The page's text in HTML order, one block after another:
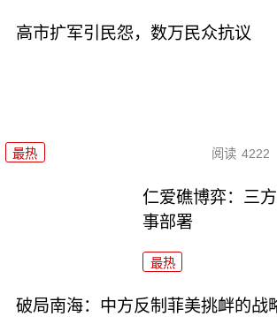
高市扩军引民怨，数万民众抗议
最热 阅读 4222
仁爱礁博弈：三
事部署
最热
破局南海：中方反制菲美挑衅的战